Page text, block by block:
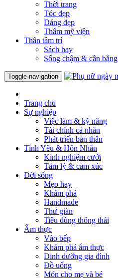
Thời trang
Tóc đẹp
Dáng đẹp
Thẩm mỹ viện
Thân tâm trí
Sách hay
Sống chậm & cân bằng
Toggle navigation
Trang chủ
Sự nghiệp
Việc làm & kỹ năng
Tài chính cá nhân
Phát triển bản thân
Tình Yêu & Hôn Nhân
Kinh nghiệm cưới
Tâm lý & cảm xúc
Đời sống
Mẹo hay
Khám phá
Handmade
Thư giãn
Tiêu dùng thông thái
Ẩm thực
Vào bếp
Khám phá ẩm thực
Dinh dưỡng gia đình
Đồ uống
Món cho mẹ và bé